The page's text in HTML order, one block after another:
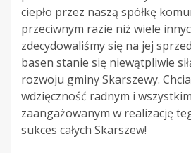
ciepło przez naszą spółkę
przeciwnym razie niż wiele
zdecydowaliśmy się na jej
basen stanie się niewątpliwie
rozwoju gminy Skarszewy.
wdzięczność radnym i
zaangażowanym w realizację
sukces całych Skarszew!